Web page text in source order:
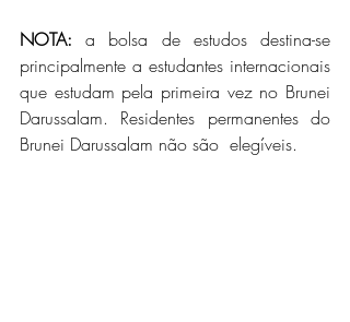
NOTA: a bolsa de estudos destina-se
principalmente a estudantes internacionais
que estudam pela primeira vez no Brunei
Darussalam. Residentes permanentes do
Brunei Darussalam não são  elegíveis.